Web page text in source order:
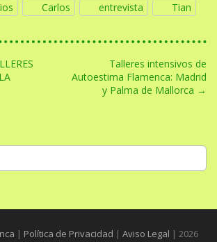
Carlos entrevista Tian
Talleres intensivos de
Autoestima Flamenca: Madrid
y Palma de Mallorca →
| Política de Privacidad | Aviso Legal | 2026